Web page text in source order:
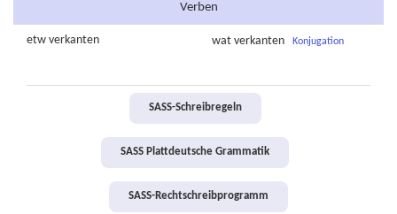
Verben
etw verkanten wat verkanten Konjugation
SASS-Schreibregeln
SASS Plattdeutsche Grammatik
SASS-Rechtschreibprogramm